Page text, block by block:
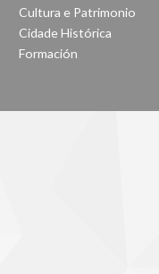
Cultura e Patrimonio
Cidade Histórica
Formación